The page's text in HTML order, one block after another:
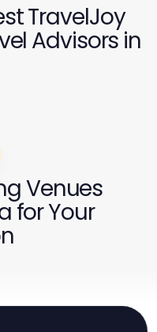
TravelJoy
Advisors in
Venues
for Your